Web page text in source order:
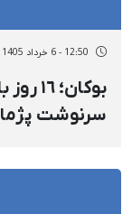
12:50 - 6 خرداد 1405
سرنوشت